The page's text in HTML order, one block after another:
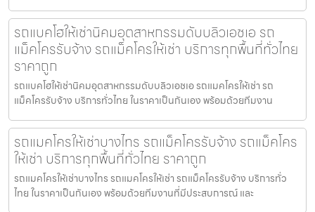
รถแบคโฮให้เช่านิคมอุตสาหกรรมดับบลิวเอชเอ รถ
แม็คโครรับจ้าง รถแม็คโครให้เช่า บริการทุกพื้นที่ทั่วไทย
ราคาถูก
รถแบคโฮให้เช่านิคมอุตสาหกรรมดับบลิวเอชเอ รถแมคโครให้เช่า รถ
แม็คโครรับจ้าง บริการทั่วไทย ในราคาเป็นกันเอง พร้อมด้วยทีมงาน
รถแมคโครให้เช่าบางไทร รถแม็คโครรับจ้าง รถแม็คโคร
ให้เช่า บริการทุกพื้นที่ทั่วไทย ราคาถูก
รถแมคโครให้เช่าบางไทร รถแมคโครให้เช่า รถแม็คโครรับจ้าง บริการทั่ว
ไทย ในราคาเป็นกันเอง พร้อมด้วยทีมงานที่มีประสบการณ์ และ